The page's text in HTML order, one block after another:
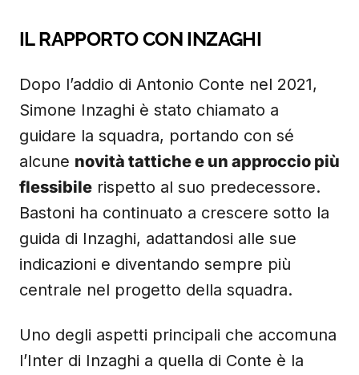
IL RAPPORTO CON INZAGHI
Dopo l’addio di Antonio Conte nel 2021,
Simone Inzaghi è stato chiamato a
guidare la squadra, portando con sé
alcune novità tattiche e un approccio più
flessibile rispetto al suo predecessore.
Bastoni ha continuato a crescere sotto la
guida di Inzaghi, adattandosi alle sue
indicazioni e diventando sempre più
centrale nel progetto della squadra.
Uno degli aspetti principali che accomuna
l’Inter di Inzaghi a quella di Conte è la